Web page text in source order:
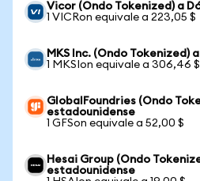
Vicor (Ondo Tokenized) a
1 VICRon equivale a 223,05 $
MKS Inc. (Ondo Tokenized)
1 MKSIon equivale a 306,46 $
GlobalFoundries (Ondo
estadounidense
1 GFSon equivale a 52,00 $
Hesai Group (Ondo
estadounidense